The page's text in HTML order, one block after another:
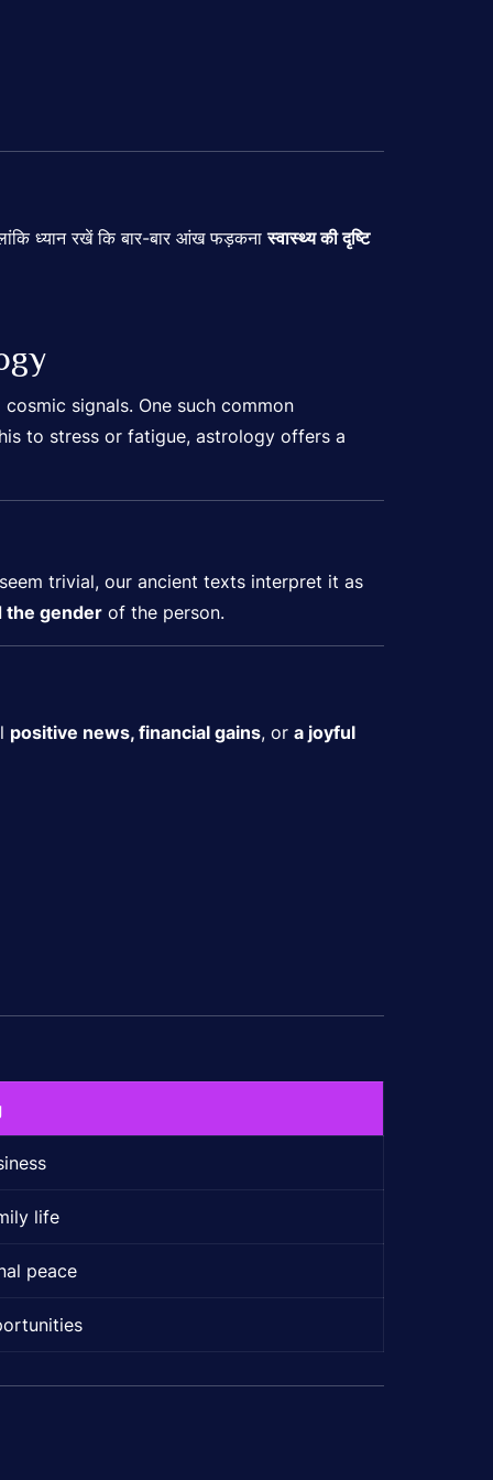
ध्यान रखें कि बार-बार आंख फड़कनास्वास्थ्य की दृष्टि
signals. One such common
to stress or fatigue, astrology offers a
trivial, our ancient texts interpret it as
the gender of the person.
positive news, financial gains, or a joyful
life
peace